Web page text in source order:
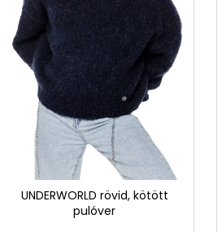
UNDERWORLD rövid, kötött
pulóver